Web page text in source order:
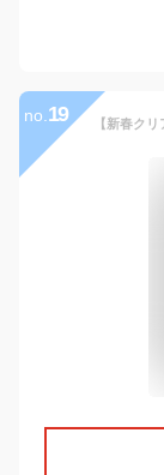
no. 19